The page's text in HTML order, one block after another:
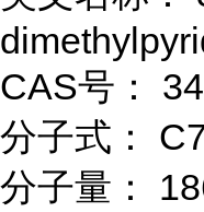
CAS号：
分子式：
分子量：